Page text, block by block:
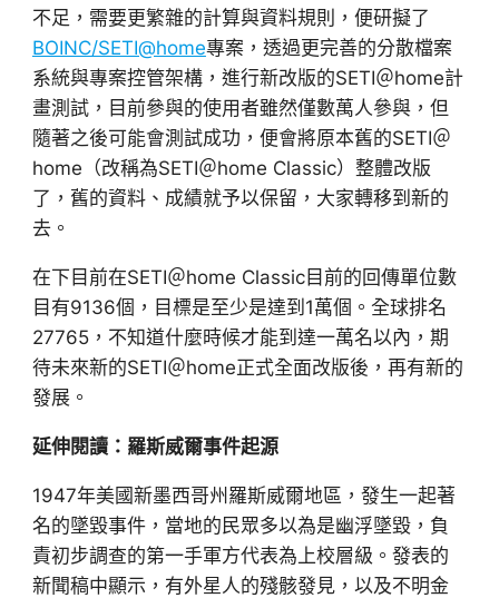
不足，需要更繁雜的計算與資料規則，便研擬了
BOINC/SETI@home專案，透過更完善的分散檔案
系統與專案控管架構，進行新改版的SETI＠home計
畫測試，目前參與的使用者雖然僅數萬人參與，但
隨著之後可能會測試成功，便會將原本舊的SETI＠
home（改稱為SETI＠home Classic）整體改版
了，舊的資料、成績就予以保留，大家轉移到新的
去。
在下目前在SETI＠home Classic目前的回傳單位數
目有9136個，目標是至少是達到1萬個。全球排名
27765，不知道什麼時候才能到達一萬名以內，期
待未來新的SETI＠home正式全面改版後，再有新的
發展。
延伸閱讀：羅斯威爾事件起源
1947年美國新墨西哥州羅斯威爾地區，發生一起著
名的墜毀事件，當地的民眾多以為是幽浮墜毀，負
責初步調查的第一手軍方代表為上校層級。發表的
新聞稿中顯示，有外星人的殘骸發見，以及不明金